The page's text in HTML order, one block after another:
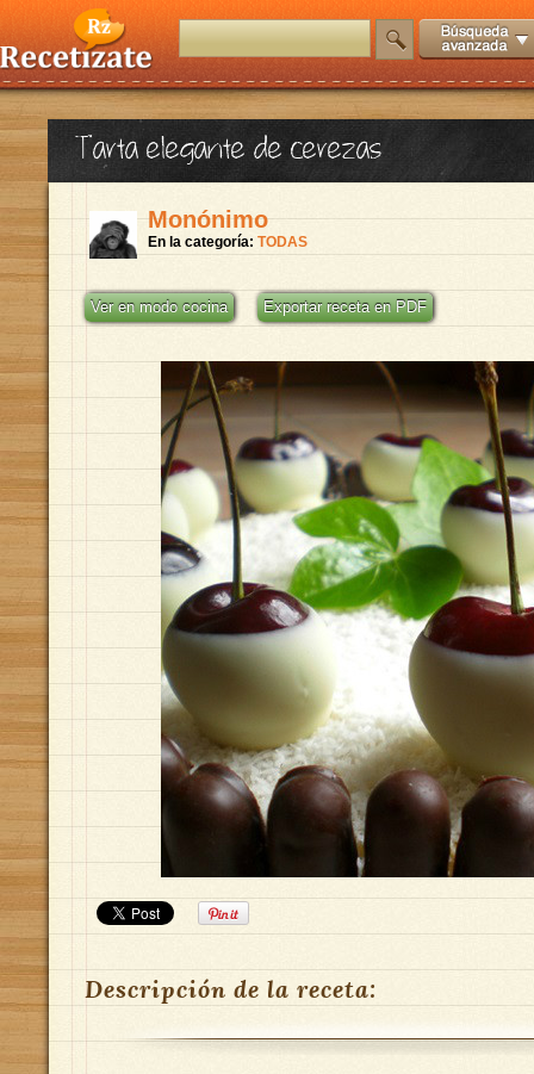
Tarta elegante de cerezas
Monónimo
En la categoría: TODAS
Ver en modo cocina Exportar receta en PDF
Descripción de la receta: